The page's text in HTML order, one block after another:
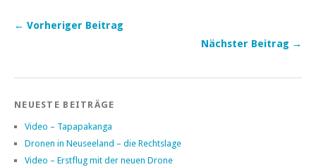
← Vorheriger Beitrag
Nächster Beitrag →
NEUESTE BEITRÄGE
Video – Tapapakanga
Dronen in Neuseeland – die Rechtslage
Video – Erstflug mit der neuen Drone